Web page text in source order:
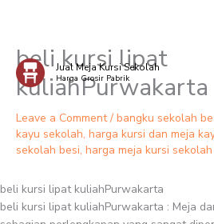
Skip
content
Jual Meja Kursi Sekolah
Harga Grosir Pabrik
beli kursi lipat
kuliahPurwakarta
Leave a Comment / bangku sekolah
kayu sekolah, harga kursi dan meja
sekolah besi, harga meja kursi
beli kursi lipat kuliahPurwakarta
beli kursi lipat kuliahPurwakarta : Meja